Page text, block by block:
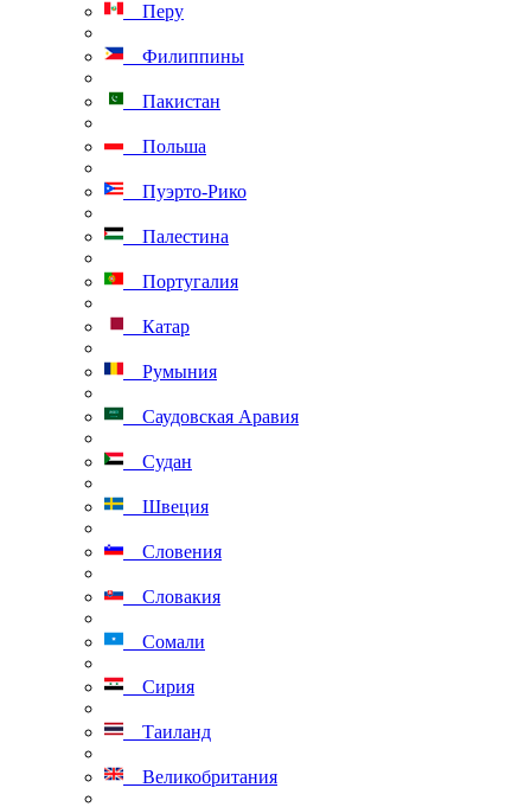
Перу
Филиппины
Пакистан
Польша
Пуэрто-Рико
Палестина
Португалия
Катар
Румыния
Саудовская Аравия
Судан
Швеция
Словения
Словакия
Сомали
Сирия
Таиланд
Великобритания